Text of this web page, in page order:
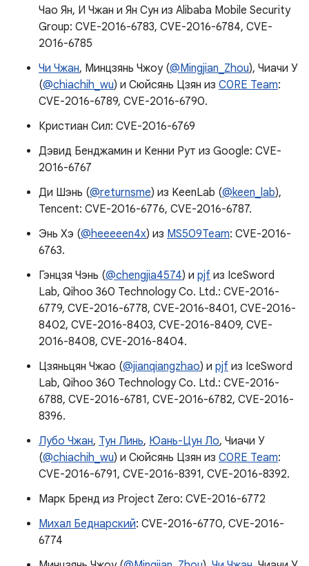
Чао Ян, И Чжан и Ян Сун из Alibaba Mobile Security
Group: CVE-2016-6783, CVE-2016-6784, CVE-
2016-6785
Чи Чжан, Минцзянь Чжоу (@Mingjian_Zhou), Чиачи У
(@chiachih_wu) и Сюйсянь Цзян из C0RE Team:
CVE-2016-6789, CVE-2016-6790.
Кристиан Сил: CVE-2016-6769
Дэвид Бенджамин и Кенни Рут из Google: CVE-
2016-6767
Ди Шэнь (@returnsme) из KeenLab (@keen_lab),
Tencent: CVE-2016-6776, CVE-2016-6787.
Энь Хэ (@heeeeen4x) из MS509Team: CVE-2016-
6763.
Гэнцзя Чэнь (@chengjia4574) и pjf из IceSword
Lab, Qihoo 360 Technology Co. Ltd.: CVE-2016-
6779, CVE-2016-6778, CVE-2016-8401, CVE-2016-
8402, CVE-2016-8403, CVE-2016-8409, CVE-
2016-8408, CVE-2016-8404.
Цзяньцян Чжао (@jianqiangzhao) и pjf из IceSword
Lab, Qihoo 360 Technology Co. Ltd.: CVE-2016-
6788, CVE-2016-6781, CVE-2016-6782, CVE-2016-
8396.
Лубо Чжан, Тун Линь, Юань-Цун Ло, Чиачи У
(@chiachih_wu) и Сюйсянь Цзян из C0RE Team:
CVE-2016-6791, CVE-2016-8391, CVE-2016-8392.
Марк Бренд из Project Zero: CVE-2016-6772
Михал Беднарский: CVE-2016-6770, CVE-2016-
6774